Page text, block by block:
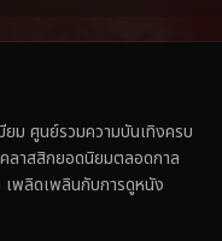
ม ศูนย์รวมความบันเทิงครบ
ลาสสิกยอดนิยมตลอดกาล
พลิดเพลินกับการดูหนัง